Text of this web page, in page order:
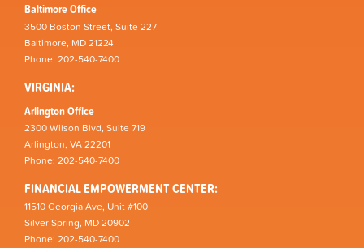
Baltimore Office
3500 Boston Street, Suite 227
Baltimore, MD 21224
Phone: 202-540-7400
VIRGINIA:
Arlington Office
2300 Wilson Blvd, Suite 719
Arlington, VA 22201
Phone: 202-540-7400
FINANCIAL EMPOWERMENT CENTER:
11510 Georgia Ave, Unit #100
Silver Spring, MD 20902
Phone: 202-540-7400